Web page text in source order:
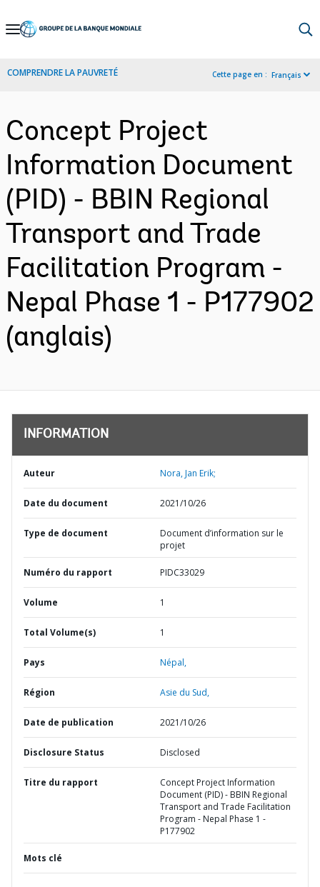
Skip
Navigation
COMPRENDRE LA PAUVRETÉ Cette page en : Français
Concept Project
Information Document
(PID) - BBIN Regional
Transport and Trade
Facilitation Program -
Nepal Phase 1 - P177902
(anglais)
INFORMATION
Auteur Nora, Jan Erik;
Date du document 2021/10/26
Type de document
Document d’information sur le
projet
Numéro du rapport PIDC33029
Volume 1
Total Volume(s) 1
Pays Népal,
Région Asie du Sud,
Date de publication 2021/10/26
Disclosure Status Disclosed
Titre du rapport
Concept Project Information
Document (PID) - BBIN Regional
Transport and Trade Facilitation
Program - Nepal Phase 1 -
P177902
Mots clé